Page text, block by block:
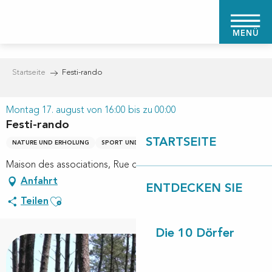
MENÜ
STARTSEITE
ENTDECKEN SIE
Die 10 Dörfer
Startseite Festi-rando
Montag 17. august von 16:00 bis zu 00:00
Festi-rando
NATURE UND ERHOLUNG SPORT UND FREIZEIT
Maison des associations, Rue de la mairie, 40170 Lévignacq
Anfahrt
Teilen Ajouter aux favoris